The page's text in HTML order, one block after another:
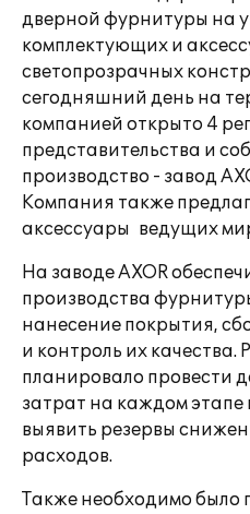
дверной фурнитуры на
комплектующих и
светопрозрачных
сегодняшний день на
компанией открыто 4
представительства и
производство - завод
Компания также
аксессуары ведущих
На заводе AXOR
производства
нанесение покрытия,
и контроль их качества.
планировало провести
затрат на каждом этапе
выявить резервы
расходов.
Также необходимо было